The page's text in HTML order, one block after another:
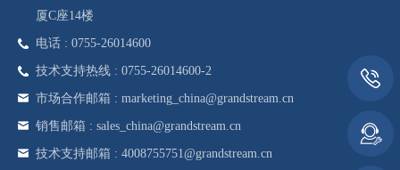
厦C座14楼
电话 : 0755-26014600
技术支持热线 : 0755-26014600-2
市场合作邮箱 : marketing_china@grandstream.cn
销售邮箱 : sales_china@grandstream.cn
技术支持邮箱 : 4008755751@grandstream.cn